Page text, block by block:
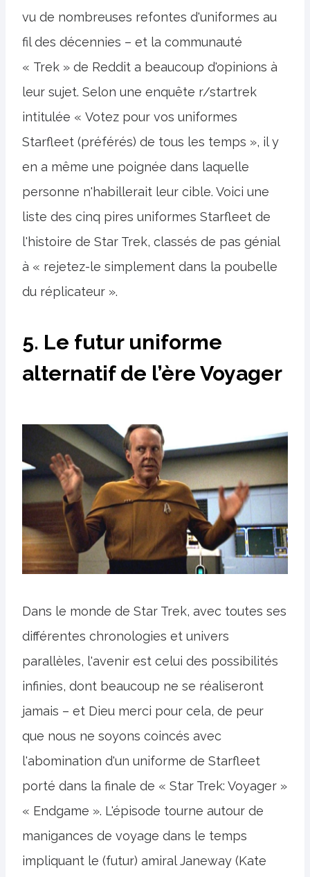
vu de nombreuses refontes d'uniformes au
fil des décennies – et la communauté
« Trek » de Reddit a beaucoup d'opinions à
leur sujet. Selon une enquête r/startrek
intitulée « Votez pour vos uniformes
Starfleet (préférés) de tous les temps », il y
en a même une poignée dans laquelle
personne n'habillerait leur cible. Voici une
liste des cinq pires uniformes Starfleet de
l'histoire de Star Trek, classés de pas génial
à « rejetez-le simplement dans la poubelle
du réplicateur ».
5. Le futur uniforme
alternatif de l’ère Voyager
Dans le monde de Star Trek, avec toutes ses
différentes chronologies et univers
parallèles, l'avenir est celui des possibilités
infinies, dont beaucoup ne se réaliseront
jamais – et Dieu merci pour cela, de peur
que nous ne soyons coincés avec
l'abomination d'un uniforme de Starfleet
porté dans la finale de « Star Trek: Voyager »
« Endgame ». L'épisode tourne autour de
manigances de voyage dans le temps
impliquant le (futur) amiral Janeway (Kate